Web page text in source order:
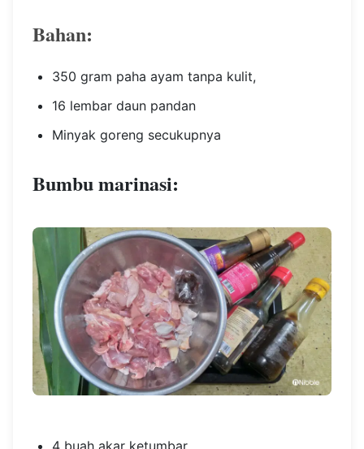
Bahan:
350 gram paha ayam tanpa kulit,
16 lembar daun pandan
Minyak goreng secukupnya
Bumbu marinasi:
4 buah akar ketumbar